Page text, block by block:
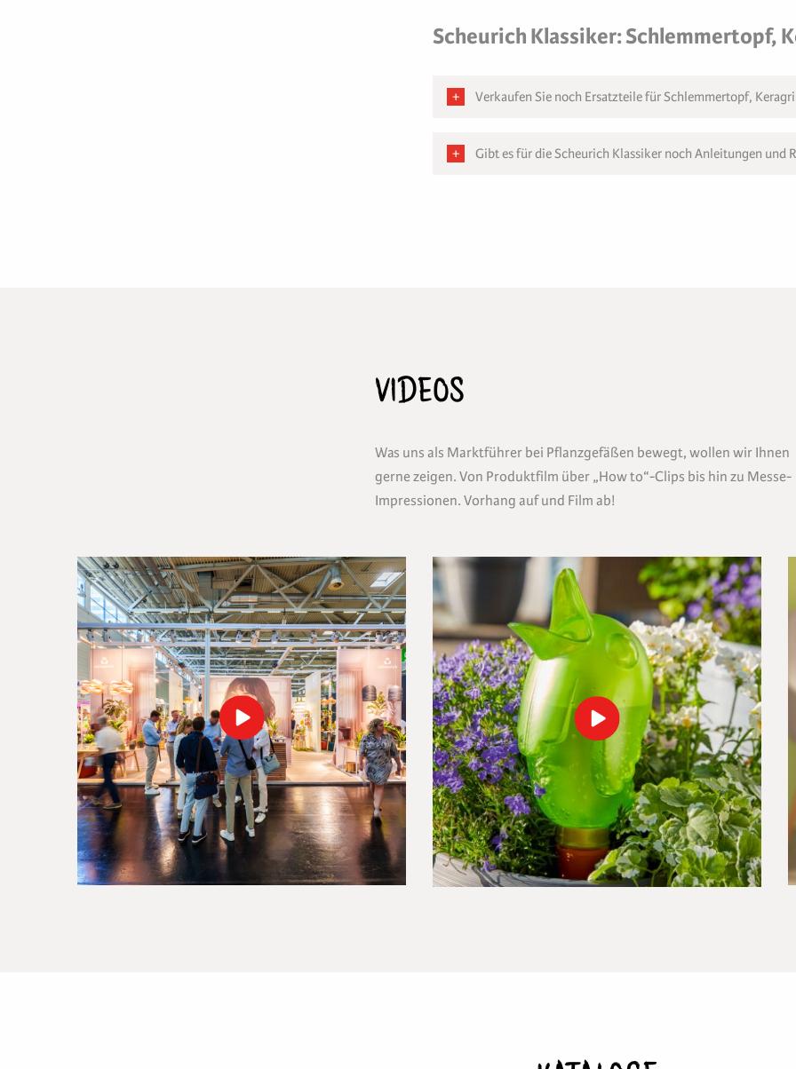
Scheurich Klassiker: Schlemmertopf,
Verkaufen Sie noch Ersatzteile für Schlemmertopf,
Gibt es für die Scheurich Klassiker noch Anleitungen und
VIDEOS
Was uns als Marktführer bei Pflanzgefäßen bewegt, wollen wir Ihnen
gerne zeigen. Von Produktfilm über „How to“-Clips bis hin zu Messe-
Impressionen. Vorhang auf und Film ab!